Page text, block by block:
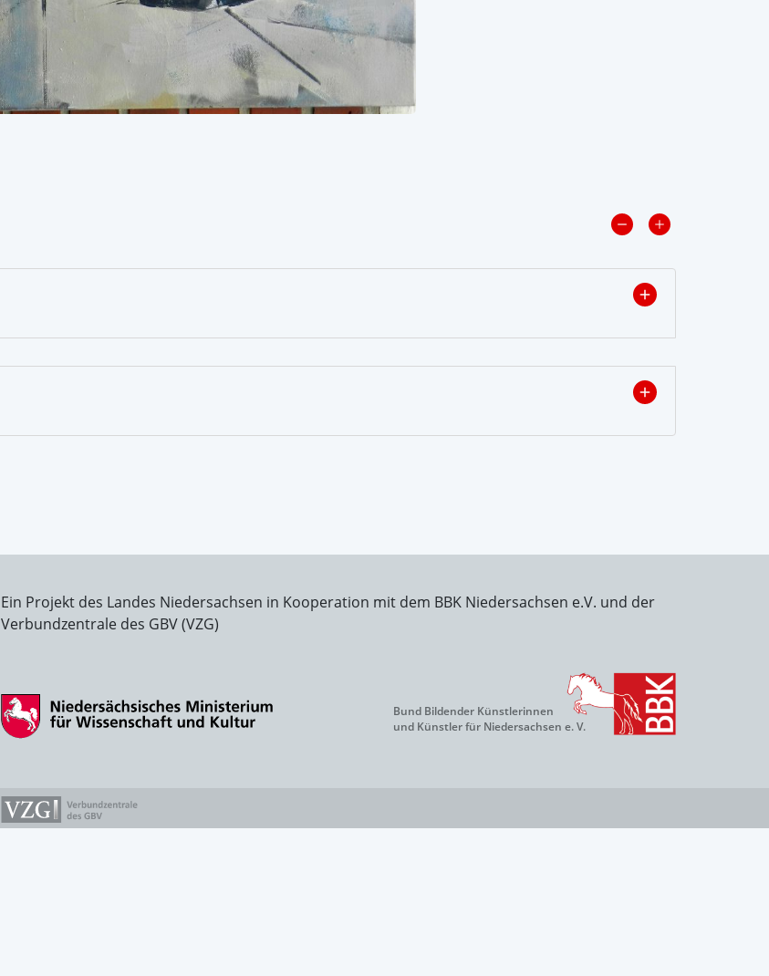
Ein Projekt des Landes Niedersachsen in Kooperation mit dem BBK Niedersachsen e.V. und der
Verbundzentrale des GBV (VZG)
Bund Bildender Künstlerinnen
und Künstler für Niedersachsen e. V.